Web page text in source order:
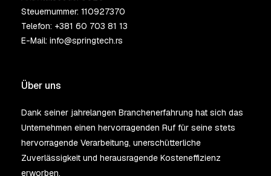
Steuernummer: 110927370
Telefon: +381 60 703 81 13
E-Mail: info@springtech.rs
Über uns
Dank seiner jahrelangen Branchenerfahrung hat sich das
Unternehmen einen hervorragenden Ruf für seine stets
hervorragende Verarbeitung, unerschütterliche
Zuverlässigkeit und herausragende Kosteneffizienz
erworben.